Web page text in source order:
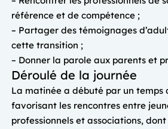
référence et de compétence ;
– Partager des témoignages
cette transition ;
– Donner la parole aux parents et
Déroulé de la journée
La matinée a débuté par un temps
favorisant les rencontres entre
professionnels et associations,